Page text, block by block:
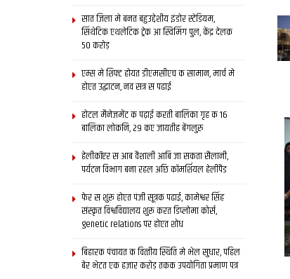
सात जिला मे बनत बहुउद्देशीय इंडोर स्‍टेडि‍यम,
सिंथेटिक एथलेटिक ट्रेक आ स्विमिंग पुल, केंद्र देलक
50 करोड़
एम्स मे शिफ्ट होयत डीएमसीएच क सामान, मार्च मे
होएत उद्घाटन, नव सत्र स पढाई
होटल मैनेजमेंट क पढ़ाई करती बालिका गृह क 16
बालिका लोकनि, 29 कए जायतीह बेंगलुरु
हेलीकॉप्टर स आब वैशाली आबि जा सकता सैलानी,
पर्यटन विभाग बना रहल अछि कॉमर्शियल हेलीपैड
फेर स शुरू होएत पंजी सूत्रक पढाई, कामेश्वर सिंह
संस्कृत विश्वविद्यालय शुरू करत डिप्लोमा कोर्स,
genetic relations पर होएत शोध
बिहारक पंचायत क वित्‍तीय स्थिति मे भेल सुधार, पहिल
बेर भेटत एक हजार करोड़ तकक उपयोगिता प्रमाण पत्र